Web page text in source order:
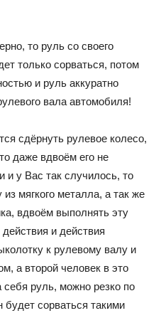
то руль со своего
только сорваться, потом
и руль аккуратно
вала автомобиля!
сдёрнуть рулевое колесо,
даже вдвоём его не
и у Вас так случилось, то
мягкого металла, а так же
вдвоём выполнять эту
и действия
к рулевому валу и
а второй человек в это
руль, можно резко по
будет сорваться такими